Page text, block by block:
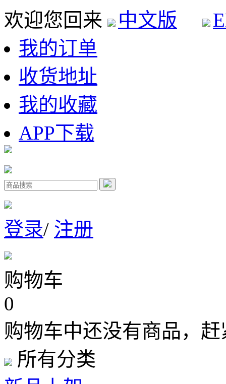
欢迎您回来 中文版
我的订单
收货地址
我的收藏
APP下载
登录/ 注册
购物车
0
购物车中还没有商品，
所有分类